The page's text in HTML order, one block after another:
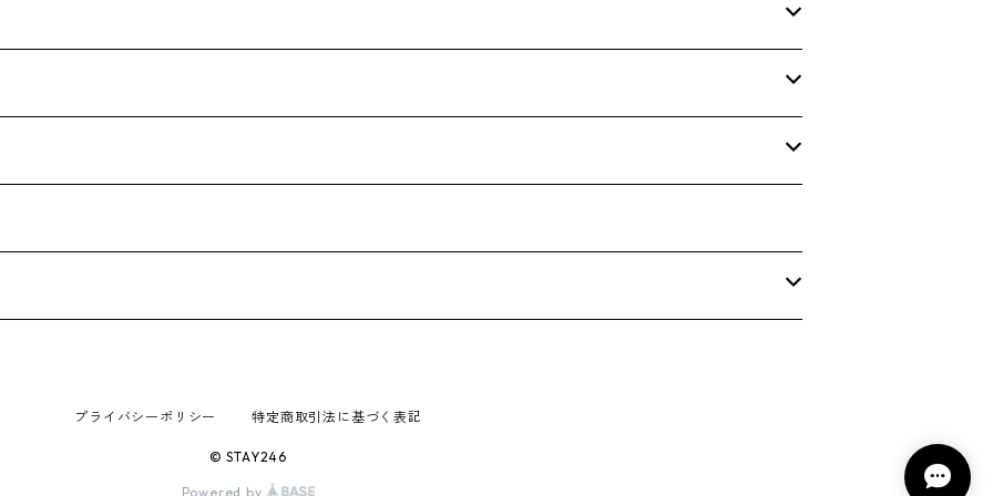
プライバシーポリシー 特定商取引法に基づく表記
© STAY246
Powered by